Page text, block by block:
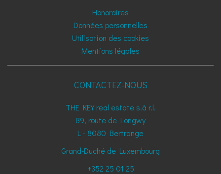
Honoraires
Données personnelles
Utilisation des cookies
Mentions légales
CONTACTEZ-NOUS
THE KEY real estate s.à r.l.
89, route de Longwy
L - 8080 Bertrange
Grand-Duché de Luxembourg
+352 25 01 25